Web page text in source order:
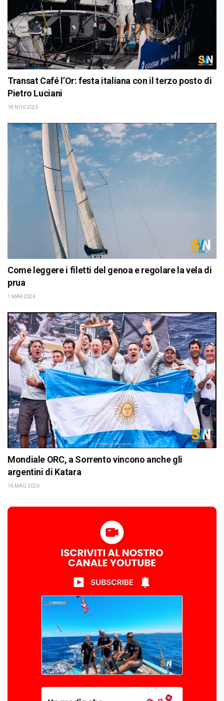
Transat Café l’Or: festa italiana con il terzo posto di
Pietro Luciani
18 NOV 2025
Come leggere i filetti del genoa e regolare la vela di
prua
1 MAR 2026
Mondiale ORC, a Sorrento vincono anche gli
argentini di Katara
16 MAG 2026